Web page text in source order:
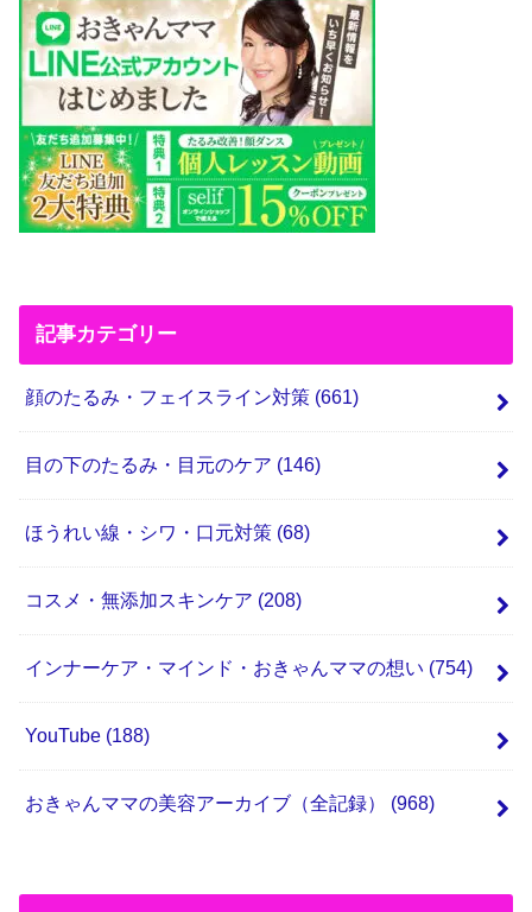
記事カテゴリー
顔のたるみ・フェイスライン対策 (661)
目の下のたるみ・目元のケア (146)
ほうれい線・シワ・口元対策 (68)
コスメ・無添加スキンケア (208)
インナーケア・マインド・おきゃんママの想い (754)
YouTube (188)
おきゃんママの美容アーカイブ（全記録） (968)